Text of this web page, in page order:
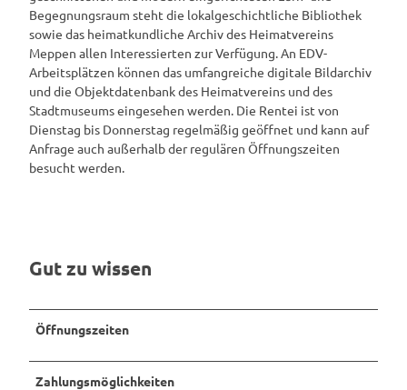
Begegnungsraum steht die lokalgeschichtliche Bibliothek
sowie das heimatkundliche Archiv des Heimatvereins
Meppen allen Interessierten zur Verfügung. An EDV-
Arbeitsplätzen können das umfangreiche digitale Bildarchiv
und die Objektdatenbank des Heimatvereins und des
Stadtmuseums eingesehen werden. Die Rentei ist von
Dienstag bis Donnerstag regelmäßig geöffnet und kann auf
Anfrage auch außerhalb der regulären Öffnungszeiten
besucht werden.
Gut zu wissen
Öffnungszeiten
Zahlungsmöglichkeiten